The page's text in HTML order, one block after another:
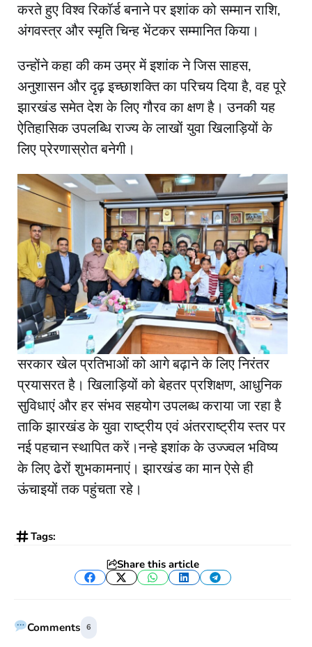
करते हुए विश्व रिकॉर्ड बनाने पर इशांक को सम्मान राशि,
अंगवस्त्र और स्मृति चिन्ह भेंटकर सम्मानित किया।
उन्होंने कहा की कम उम्र में इशांक ने जिस साहस,
अनुशासन और दृढ़ इच्छाशक्ति का परिचय दिया है, वह पूरे
झारखंड समेत देश के लिए गौरव का क्षण है। उनकी यह
ऐतिहासिक उपलब्धि राज्य के लाखों युवा खिलाड़ियों के
लिए प्रेरणास्रोत बनेगी।
सरकार खेल प्रतिभाओं को आगे बढ़ाने के लिए निरंतर
प्रयासरत है। खिलाड़ियों को बेहतर प्रशिक्षण, आधुनिक
सुविधाएं और हर संभव सहयोग उपलब्ध कराया जा रहा है
ताकि झारखंड के युवा राष्ट्रीय एवं अंतरराष्ट्रीय स्तर पर
नई पहचान स्थापित करें।नन्हे इशांक के उज्ज्वल भविष्य
के लिए ढेरों शुभकामनाएं। झारखंड का मान ऐसे ही
ऊंचाइयों तक पहुंचता रहे।
Tags:
Share this article
Facebook
TwitterWhatsApp
LinkedInTelegram
Comments 6